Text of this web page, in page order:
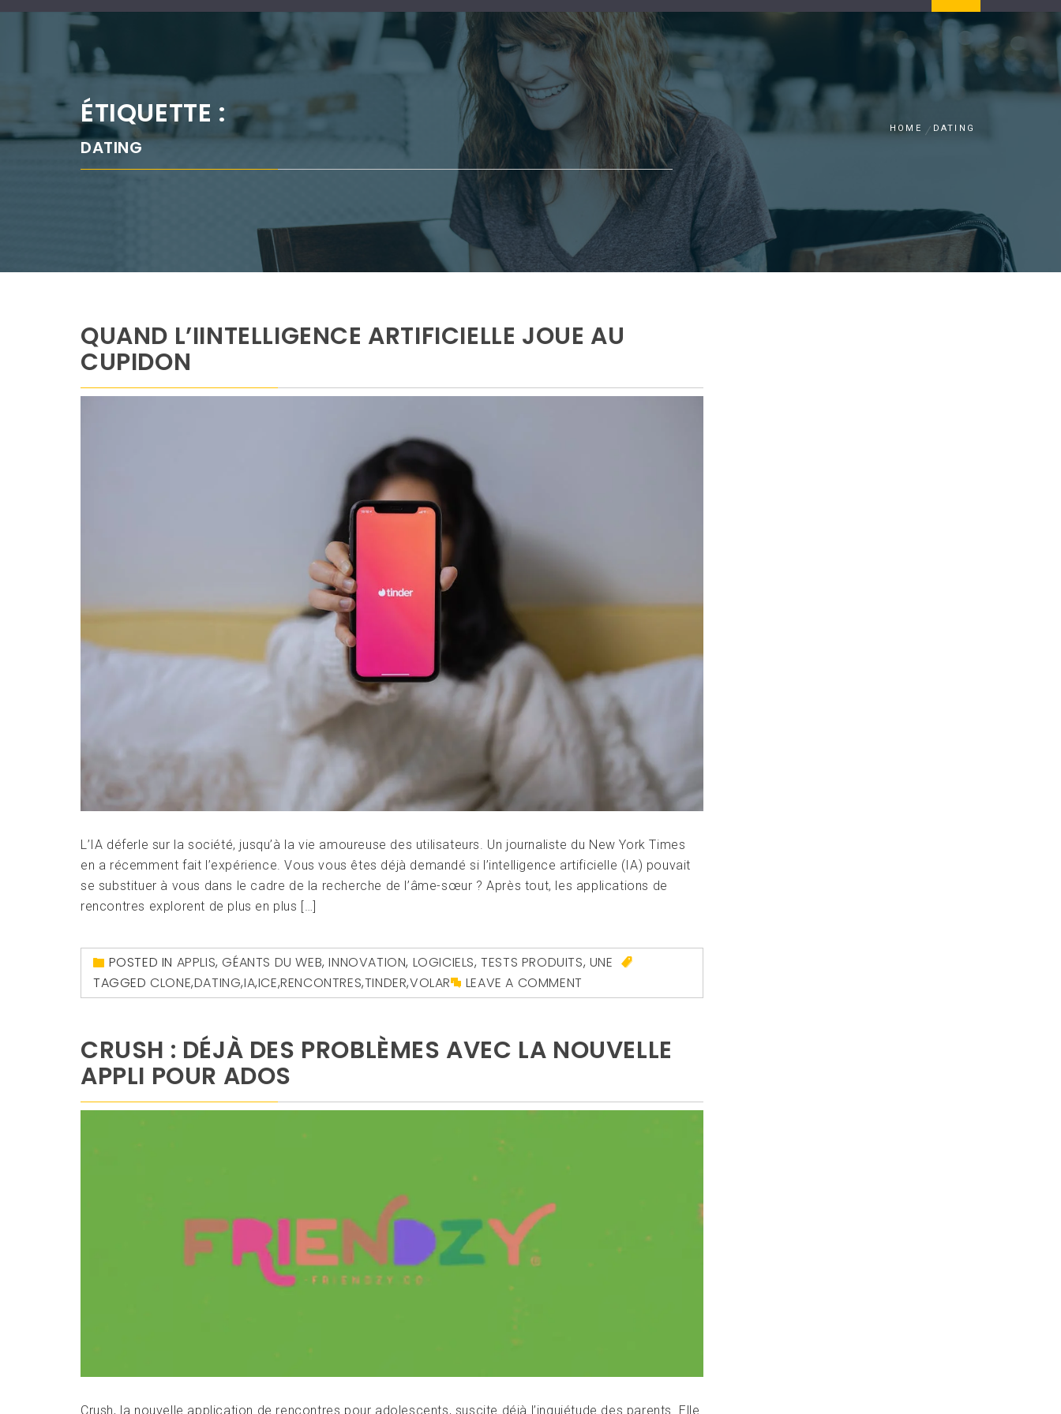
ÉTIQUETTE :
DATING
HOME DATING
QUAND L’IINTELLIGENCE ARTIFICIELLE JOUE AU
CUPIDON
L’IA déferle sur la société, jusqu’à la vie amoureuse des utilisateurs. Un journaliste du New York Times
en a récemment fait l’expérience. Vous vous êtes déjà demandé si l’intelligence artificielle (IA) pouvait
se substituer à vous dans le cadre de la recherche de l’âme-sœur ? Après tout, les applications de
rencontres explorent de plus en plus […]
POSTED IN APPLIS,GÉANTS DU WEB,INNOVATION, LOGICIELS,TESTS PRODUITS, UNE
TAGGEDCLONE,DATING,IA,ICE,RENCONTRES,TINDER,VOLAR LEAVE A COMMENT
CRUSH : DÉJÀ DES PROBLÈMES AVEC LA NOUVELLE
APPLI POUR ADOS
Crush, la nouvelle application de rencontres pour adolescents, suscite déjà l’inquiétude des parents. Elle